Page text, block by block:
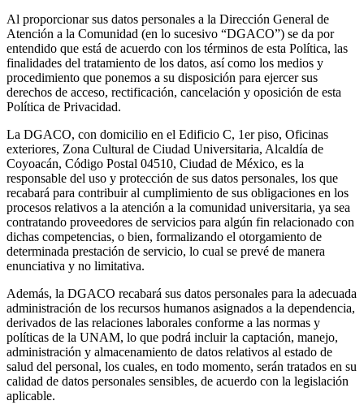
Al proporcionar sus datos personales a la Dirección General de
Atención a la Comunidad (en lo sucesivo “DGACO”) se da por
entendido que está de acuerdo con los términos de esta Política, las
finalidades del tratamiento de los datos, así como los medios y
procedimiento que ponemos a su disposición para ejercer sus
derechos de acceso, rectificación, cancelación y oposición de esta
Política de Privacidad.
La DGACO, con domicilio en el Edificio C, 1er piso, Oficinas
exteriores, Zona Cultural de Ciudad Universitaria, Alcaldía de
Coyoacán, Código Postal 04510, Ciudad de México, es la
responsable del uso y protección de sus datos personales, los que
recabará para contribuir al cumplimiento de sus obligaciones en los
procesos relativos a la atención a la comunidad universitaria, ya sea
contratando proveedores de servicios para algún fin relacionado con
dichas competencias, o bien, formalizando el otorgamiento de
determinada prestación de servicio, lo cual se prevé de manera
enunciativa y no limitativa.
Además, la DGACO recabará sus datos personales para la adecuada
administración de los recursos humanos asignados a la dependencia,
derivados de las relaciones laborales conforme a las normas y
políticas de la UNAM, lo que podrá incluir la captación, manejo,
administración y almacenamiento de datos relativos al estado de
salud del personal, los cuales, en todo momento, serán tratados en su
calidad de datos personales sensibles, de acuerdo con la legislación
aplicable.